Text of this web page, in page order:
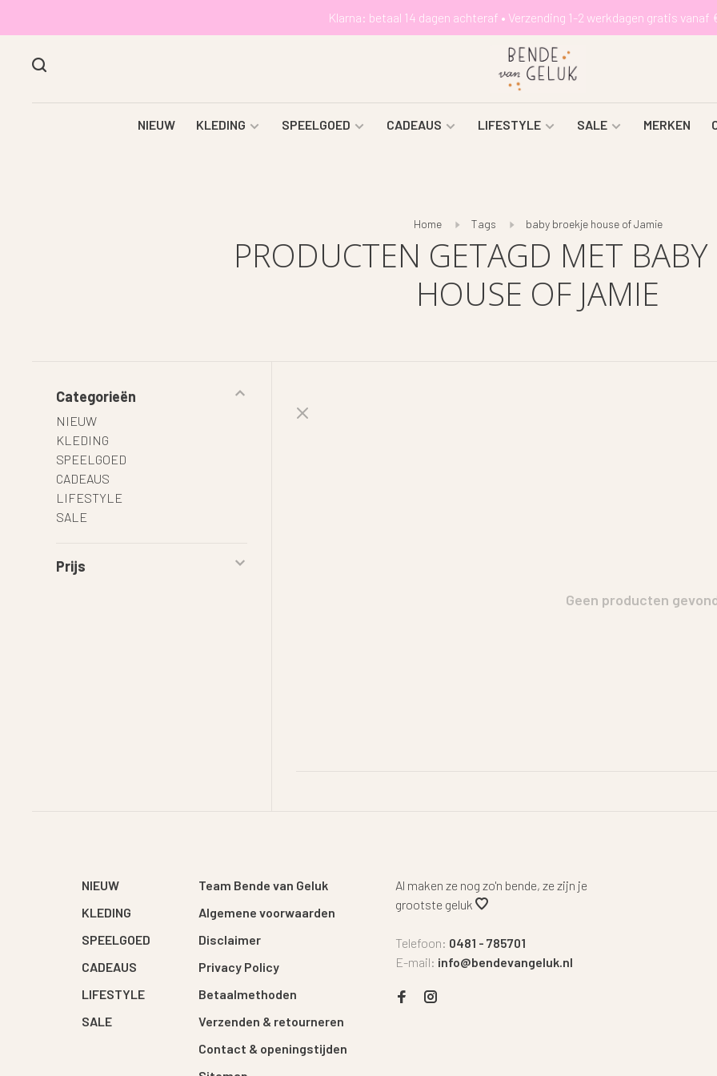
Klarna: betaal 14 dagen achteraf • Verzending 1-2 werkdagen gratis vanaf
NIEUW KLEDING SPEELGOED CADEAUS LIFESTYLE SALE MERKEN
Home Tags baby broekje house of Jamie
PRODUCTEN GETAGD MET BABY
HOUSE OF JAMIE
Categorieën
NIEUW
KLEDING
SPEELGOED
CADEAUS
LIFESTYLE
SALE
Prijs
Geen producten
NIEUW
KLEDING
SPEELGOED
CADEAUS
LIFESTYLE
SALE
Team Bende van Geluk
Algemene voorwaarden
Disclaimer
Privacy Policy
Betaalmethoden
Verzenden & retourneren
Contact & openingstijden
Al maken ze nog zo'n bende, ze zijn je
grootste geluk
Telefoon: 0481 - 785701
E-mail: info@bendevangeluk.nl